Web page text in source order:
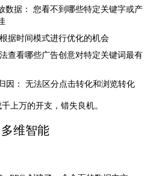
数据：
您看不到哪些特定关键字或产
据时间模式进行优化的机会
查看哪些广告创意对特定关键词最有
因：
无法区分点击转化和浏览转化
上万的开支，错失良机。
维智能